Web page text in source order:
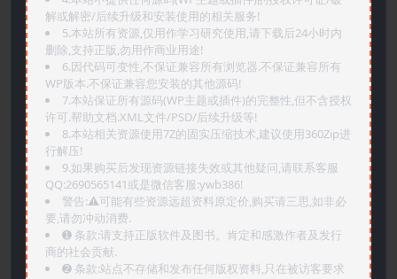
解或解密/后续升级和安装使用的相关服务!
5.本站所有资源,仅用作学习研究使用,请下载后24小时内
删除,支持正版,勿用作商业用途!
6.因代码可变性,不保证兼容所有浏览器.不保证兼容所有
WP版本.不保证兼容您安装的其他源码!
7.本站保证所有源码(WP主题或插件)的完整性,但不含授权
许可.帮助文档.XML文件/PSD/后续升级等!
8.本站相关资源使用7Z的固实压缩技术,建议使用360Zip进
行解压!
9.如果购买后发现资源链接失效或其他疑问,请联系客服
QQ:2690565141或是微信客服:ywb386!
警告:⚠️可能有些资源远超资料原定价,购买请三思,如非必
要,请勿冲动消费.
➊️ 条款:请支持正版软件及图书。肯定和感激作者及发行
商的社会贡献.
➋️ 条款:站点不存储和发布任何版权资料,只在被访客要求